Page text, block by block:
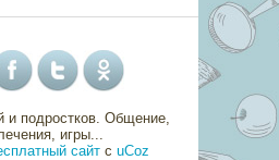
и подростков. Общение,
игры...
сайт с uCoz